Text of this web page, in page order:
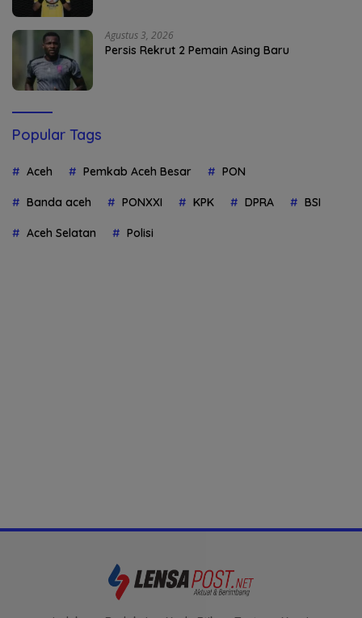
Agustus 3, 2026
Persis Rekrut 2 Pemain Asing Baru
Popular Tags
Aceh Pemkab Aceh Besar PON
Banda aceh PONXXI KPK DPRA BSI
Aceh Selatan Polisi